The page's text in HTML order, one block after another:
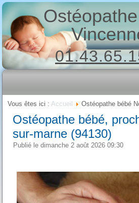
Vous êtes ici : Accueil Ostéopathe bébé
Ostéopathe bébé,
sur-marne (94130)
Publié le dimanche 2 août 2026 09:30